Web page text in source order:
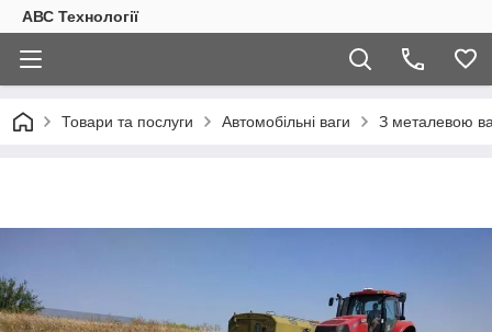
АВС Технології
Товари та послуги Автомобільні ваги З металевою